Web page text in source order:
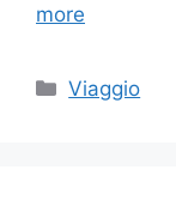
more
Categories
Viaggio